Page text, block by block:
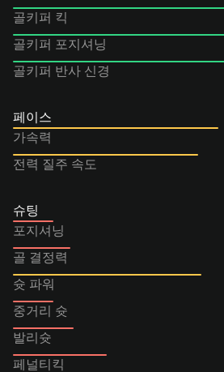
골키퍼 킥
골키퍼 포지셔닝
골키퍼 반사 신경
페이스
가속력
전력 질주 속도
슈팅
포지셔닝
골 결정력
슛 파워
중거리 슛
발리슛
페널티킥